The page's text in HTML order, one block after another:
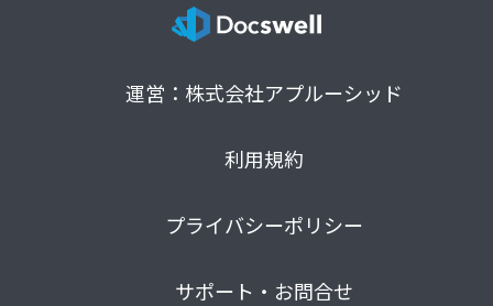
運営：株式会社アプルーシッド
利用規約
プライバシーポリシー
サポート・お問合せ